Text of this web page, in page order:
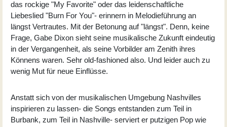
das rockige "My Favorite" oder das leidenschaftliche
Liebeslied "Burn For You"- erinnern in Melodieführung an
längst Vertrautes. Mit der Betonung auf "längst". Denn, keine
Frage, Gabe Dixon sieht seine musikalische Zukunft eindeutig
in der Vergangenheit, als seine Vorbilder am Zenith ihres
Könnens waren. Sehr old-fashioned also. Und leider auch zu
wenig Mut für neue Einflüsse.
Anstatt sich von der musikalischen Umgebung Nashvilles
inspirieren zu lassen- die Songs entstanden zum Teil in
Burbank, zum Teil in Nashville- serviert er putzigen Pop wie